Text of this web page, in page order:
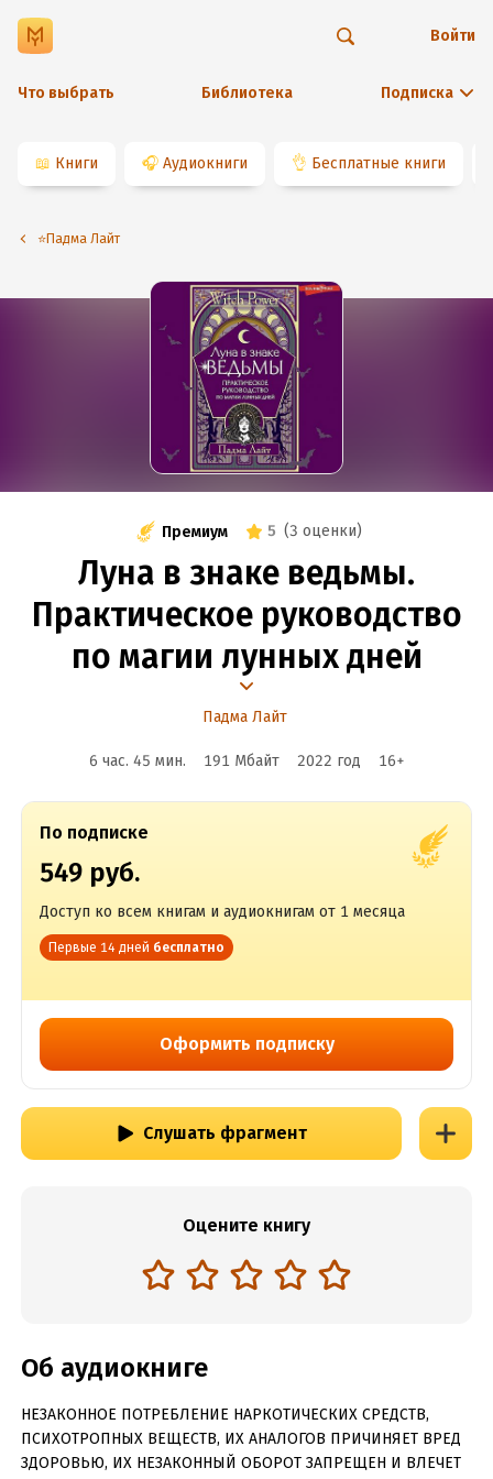
Что выбрать Библиотека Подписка
Войти
📖 Книги 🎧 Аудиокниги 👌 Бесплатные книги
⭐️Падма Лайт
Премиум 5 (3 оценки)
Луна в знаке ведьмы.
Практическое руководство
по магии лунных дней
Падма Лайт
6 час. 45 мин. 191 Мбайт 2022 год 16+
По подписке
549 руб.
Доступ ко всем книгам и аудиокнигам от 1 месяца
Первые 14 дней бесплатно
Оформить подписку
Слушать фрагмент
Оцените книгу
Об аудиокниге
НЕЗАКОННОЕ ПОТРЕБЛЕНИЕ НАРКОТИЧЕСКИХ СРЕДСТВ,
ПСИХОТРОПНЫХ ВЕЩЕСТВ, ИХ АНАЛОГОВ ПРИЧИНЯЕТ ВРЕД
ЗДОРОВЬЮ, ИХ НЕЗАКОННЫЙ ОБОРОТ ЗАПРЕЩЕН И ВЛЕЧЕТ